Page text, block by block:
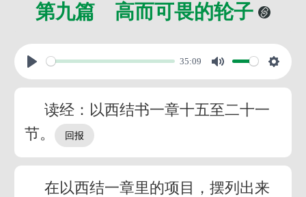
第九篇 高而可畏的轮子
35:09
读经：以西结书一章十五至二十一
节。
在以西结一章里的项目，摆列出来